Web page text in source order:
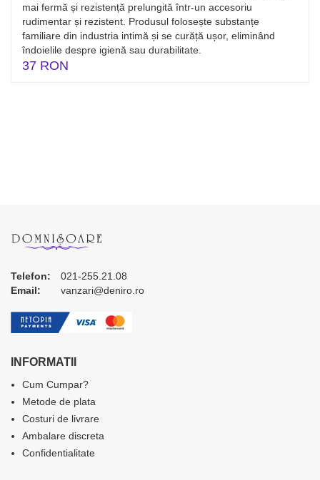
mai fermă și rezistență prelungită într-un accesoriu
rudimentar și rezistent. Produsul folosește substanțe
familiare din industria intimă și se curăță ușor, eliminând
îndoielile despre igienă sau durabilitate.
37 RON
Telefon:
021-255.21.08
Email:
vanzari@deniro.ro
INFORMATII
Cum Cumpar?
Metode de plata
Costuri de livrare
Ambalare discreta
Confidentialitate